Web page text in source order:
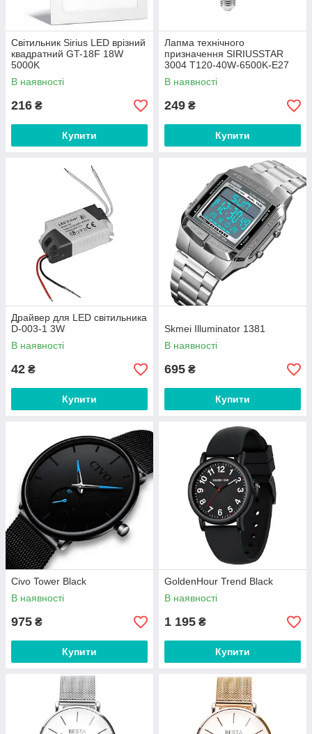
Світильник Sirius LED врізний
квадратний GT-18F 18W
5000K
В наявності
216 ₴
Купити
Лапма технічного
призначення SIRIUSSTAR
3004 Т120-40W-6500K-E27
В наявності
249 ₴
Купити
Драйвер для LED світильника
D-003-1 3W
В наявності
42 ₴
Купити
Skmei Illuminator 1381
В наявності
695 ₴
Купити
Civo Tower Black
В наявності
975 ₴
Купити
GoldenHour Trend Black
В наявності
1 195 ₴
Купити